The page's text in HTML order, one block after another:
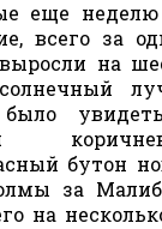
еще
всего за
выросли на
бутон
за
на